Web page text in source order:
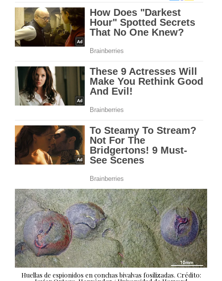
Huellas de espionidos en conchas bivalvas fosilizadas. Crédito: